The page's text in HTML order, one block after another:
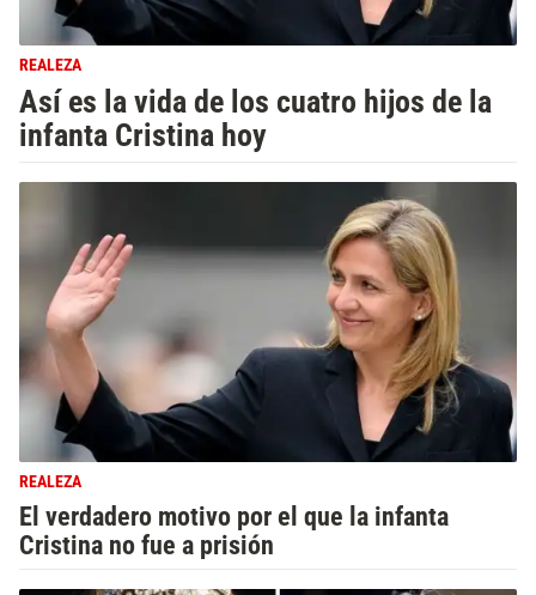
REALEZA
Así es la vida de los cuatro hijos de la
infanta Cristina hoy
REALEZA
El verdadero motivo por el que la infanta
Cristina no fue a prisión